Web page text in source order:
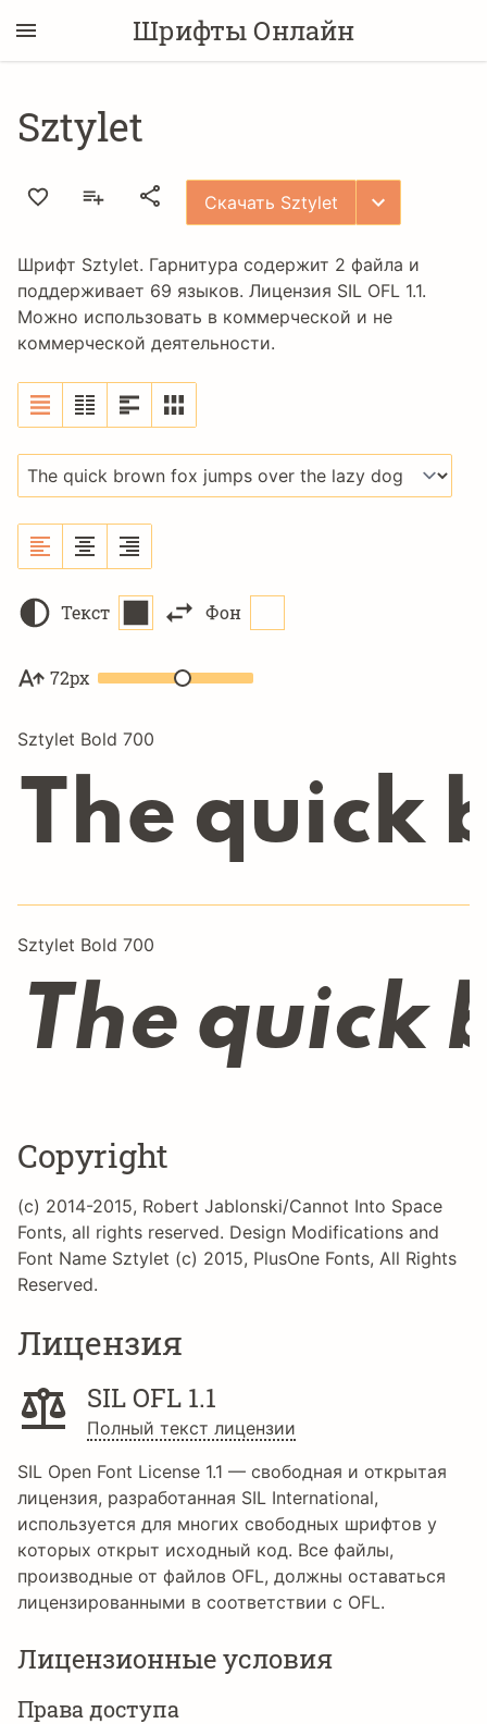
Шрифты Онлайн
Sztylet
Скачать Sztylet
Шрифт Sztylet. Гарнитура содержит 2 файла и
поддерживает 69 языков. Лицензия SIL OFL 1.1.
Можно использовать в коммерческой и не
коммерческой деятельности.
Текст Фон
72px
Sztylet Bold 700
The quick
Sztylet Bold 700
The quick
Copyright
(c) 2014-2015, Robert Jablonski/Cannot Into Space
Fonts, all rights reserved. Design Modifications and
Font Name Sztylet (c) 2015, PlusOne Fonts, All Rights
Reserved.
Лицензия
SIL OFL 1.1
Полный текст лицензии
SIL Open Font License 1.1 — свободная и открытая
лицензия, разработанная SIL International,
используется для многих свободных шрифтов у
которых открыт исходный код. Все файлы,
производные от файлов OFL, должны оставаться
лицензированными в соответствии с OFL.
Лицензионные условия
Права доступа